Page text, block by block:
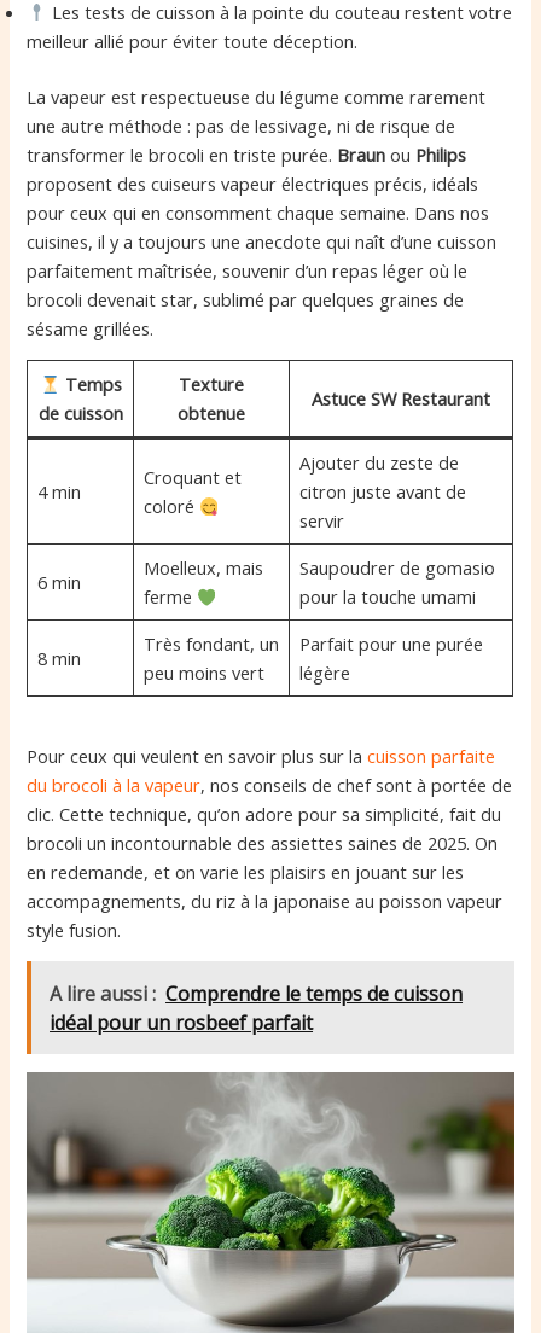
Les tests de cuisson à la pointe du couteau restent votre
meilleur allié pour éviter toute déception.
La vapeur est respectueuse du légume comme rarement
une autre méthode : pas de lessivage, ni de risque de
transformer le brocoli en triste purée. Braun ou Philips
proposent des cuiseurs vapeur électriques précis, idéals
pour ceux qui en consomment chaque semaine. Dans nos
cuisines, il y a toujours une anecdote qui naît d’une cuisson
parfaitement maîtrisée, souvenir d’un repas léger où le
brocoli devenait star, sublimé par quelques graines de
sésame grillées.
Temps
de cuisson
Texture
obtenue
Astuce SW Restaurant
4 min
Croquant et
coloré
Ajouter du zeste de
citron juste avant de
servir
6 min
Moelleux, mais
ferme
Saupoudrer de gomasio
pour la touche umami
8 min
Très fondant, un
peu moins vert
Parfait pour une purée
légère
Pour ceux qui veulent en savoir plus sur lacuisson parfaite
du brocoli à la vapeur, nos conseils de chef sont à portée de
clic. Cette technique, qu’on adore pour sa simplicité, fait du
brocoli un incontournable des assiettes saines de 2025. On
en redemande, et on varie les plaisirs en jouant sur les
accompagnements, du riz à la japonaise au poisson vapeur
style fusion.
A lire aussi : Comprendre le temps de cuisson
idéal pour un rosbeef parfait